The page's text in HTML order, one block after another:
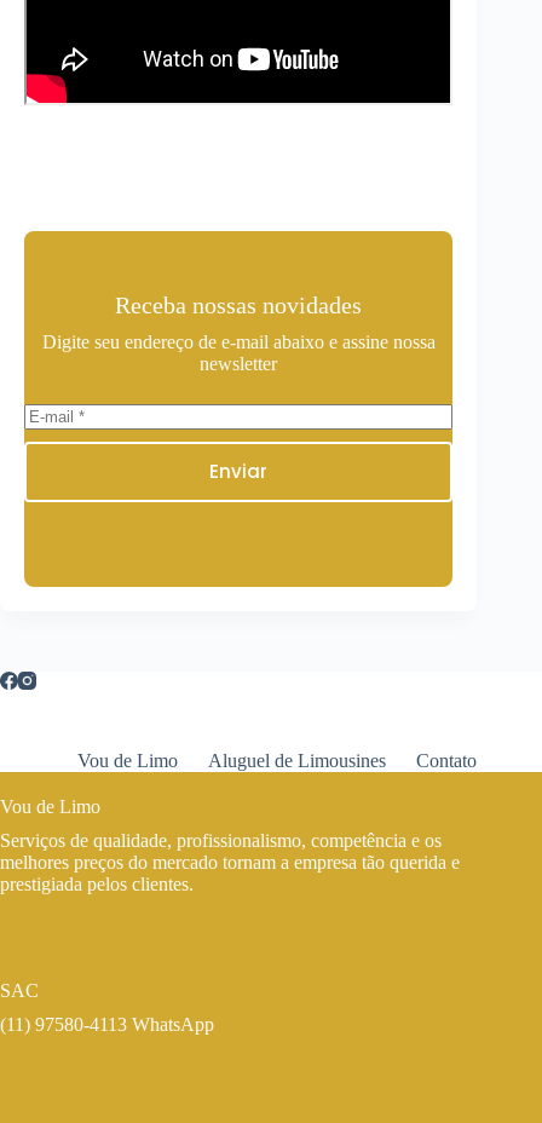
Receba nossas novidades
Digite seu endereço de e-mail abaixo e assine nossa
newsletter
Enviar
Vou de Limo Aluguel de Limousines Contato
Vou de Limo
Serviços de qualidade, profissionalismo, competência e os
melhores preços do mercado tornam a empresa tão querida e
prestigiada pelos clientes.
SAC
(11) 97580-4113 WhatsApp